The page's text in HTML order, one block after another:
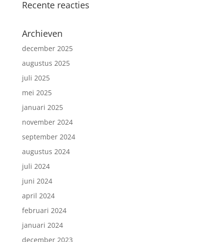
Recente reacties
Archieven
december 2025
augustus 2025
juli 2025
mei 2025
januari 2025
november 2024
september 2024
augustus 2024
juli 2024
juni 2024
april 2024
februari 2024
januari 2024
december 2023